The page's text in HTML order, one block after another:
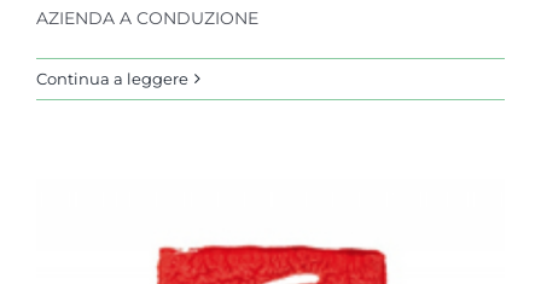
AZIENDA A CONDUZIONE
Continua a leggere